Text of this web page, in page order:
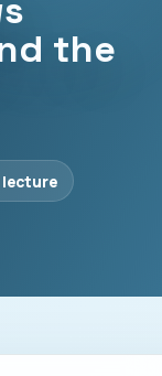
the
lecture